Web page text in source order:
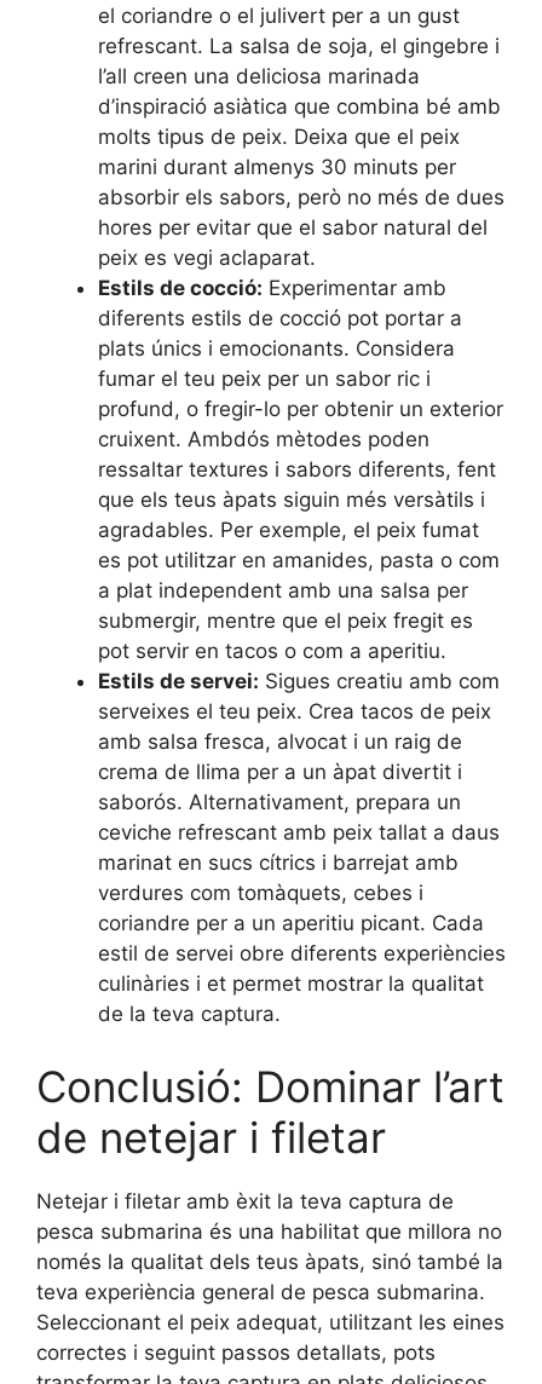
el coriandre o el julivert per a un gust
refrescant. La salsa de soja, el gingebre i
l’all creen una deliciosa marinada
d’inspiració asiàtica que combina bé amb
molts tipus de peix. Deixa que el peix
marini durant almenys 30 minuts per
absorbir els sabors, però no més de dues
hores per evitar que el sabor natural del
peix es vegi aclaparat.
Estils de cocció: Experimentar amb
diferents estils de cocció pot portar a
plats únics i emocionants. Considera
fumar el teu peix per un sabor ric i
profund, o fregir-lo per obtenir un exterior
cruixent. Ambdós mètodes poden
ressaltar textures i sabors diferents, fent
que els teus àpats siguin més versàtils i
agradables. Per exemple, el peix fumat
es pot utilitzar en amanides, pasta o com
a plat independent amb una salsa per
submergir, mentre que el peix fregit es
pot servir en tacos o com a aperitiu.
Estils de servei: Sigues creatiu amb com
serveixes el teu peix. Crea tacos de peix
amb salsa fresca, alvocat i un raig de
crema de llima per a un àpat divertit i
saborós. Alternativament, prepara un
ceviche refrescant amb peix tallat a daus
marinat en sucs cítrics i barrejat amb
verdures com tomàquets, cebes i
coriandre per a un aperitiu picant. Cada
estil de servei obre diferents experiències
culinàries i et permet mostrar la qualitat
de la teva captura.
Conclusió: Dominar l’art
de netejar i filetar
Netejar i filetar amb èxit la teva captura de
pesca submarina és una habilitat que millora no
només la qualitat dels teus àpats, sinó també la
teva experiència general de pesca submarina.
Seleccionant el peix adequat, utilitzant les eines
correctes i seguint passos detallats, pots